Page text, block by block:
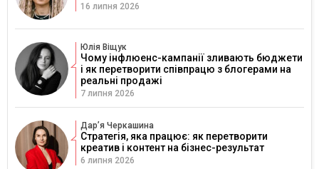
16 липня 2026
Юлія Віщук
Чому інфлюенс-кампанії зливають бюджети
і як перетворити співпрацю з блогерами на
реальні продажі
7 липня 2026
Дарʼя Черкашина
Стратегія, яка працює: як перетворити
креатив і контент на бізнес-результат
6 липня 2026